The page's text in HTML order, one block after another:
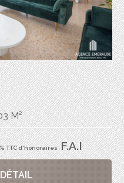
M²
TTC d'honorairesF.A.I